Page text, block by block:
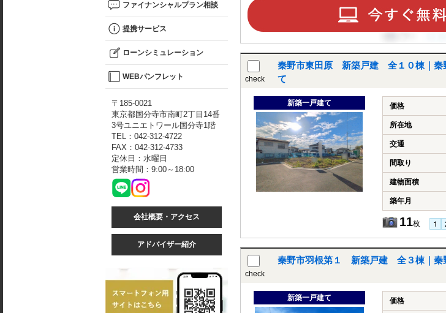
check
秦野市東田原 新築戸建 全１０棟｜秦
て
新築一戸建て 価格
所在地
交通
間取り
建物面積
築年月
11枚
check
秦野市羽根第１ 新築戸建 全３棟｜秦
新築一戸建て 価格
ファイナンシャルプラン相談
提携サービス
ローンシミュレーション
WEBパンフレット
〒185-0021
東京都国分寺市南町2丁目14番
3号ユニエトワール国分寺1階
TEL：042-312-4722
FAX：042-312-4733
定休日：水曜日
営業時間：9:00～18:00
会社概要・アクセス
アドバイザー紹介